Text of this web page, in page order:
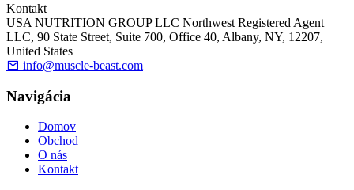
Kontakt
USA NUTRITION GROUP LLC Northwest Registered Agent
LLC, 90 State Street, Suite 700, Office 40, Albany, NY, 12207,
United States
info@muscle-beast.com
Navigácia
Domov
Obchod
O nás
Kontakt